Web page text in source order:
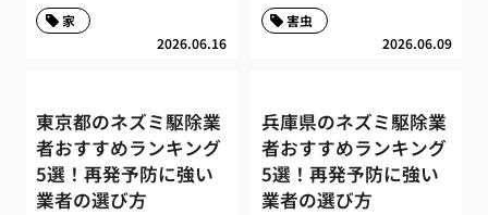
2026.06.16
家
2026.06.09
害虫
東京都のネズミ駆除業
者おすすめランキング
5選！再発予防に強い
業者の選び方
兵庫県のネズミ駆除業
者おすすめランキング
5選！再発予防に強い
業者の選び方